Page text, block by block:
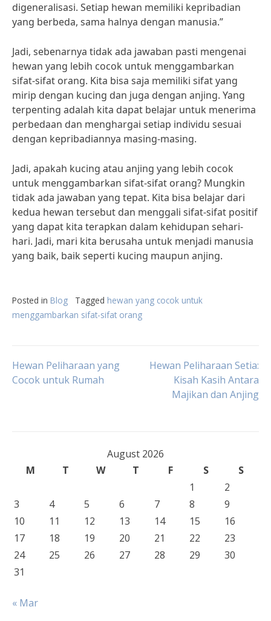
digeneralisasi. Setiap hewan memiliki kepribadian
yang berbeda, sama halnya dengan manusia.”
Jadi, sebenarnya tidak ada jawaban pasti mengenai
hewan yang lebih cocok untuk menggambarkan
sifat-sifat orang. Kita bisa saja memiliki sifat yang
mirip dengan kucing dan juga dengan anjing. Yang
terpenting adalah kita dapat belajar untuk menerima
perbedaan dan menghargai setiap individu sesuai
dengan kepribadiannya masing-masing.
Jadi, apakah kucing atau anjing yang lebih cocok
untuk menggambarkan sifat-sifat orang? Mungkin
tidak ada jawaban yang tepat. Kita bisa belajar dari
kedua hewan tersebut dan menggali sifat-sifat positif
yang dapat kita terapkan dalam kehidupan sehari-
hari. Jadi, mari kita berusaha untuk menjadi manusia
yang baik, baik seperti kucing maupun anjing.
Posted in Blog Tagged hewan yang cocok untuk
menggambarkan sifat-sifat orang
Post
Hewan Peliharaan yang
Cocok untuk Rumah
Hewan Peliharaan Setia:
Kisah Kasih Antara
Majikan dan Anjing
August 2026
M
T W T F S
S
1
2
3
4 5 6 7 8
9
10
11 12 13 14 15
16
17
18 19 20 21 22
23
24
25 26 27 28 29
30
31
« Mar